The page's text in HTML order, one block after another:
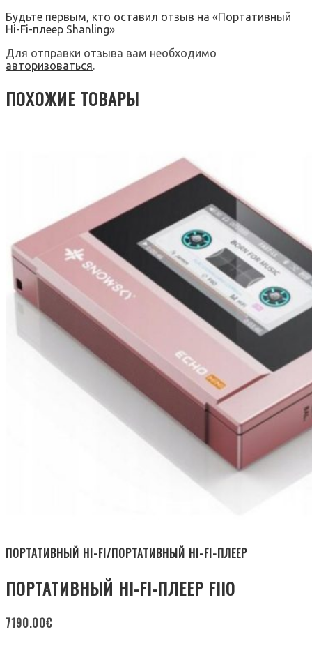
Будьте первым, кто оставил отзыв на «Портативный
Hi-Fi-плеер Shanling»
Для отправки отзыва вам необходимо
авторизоваться.
ПОХОЖИЕ ТОВАРЫ
ПОРТАТИВНЫЙ HI-FI/ПОРТАТИВНЫЙ HI-FI-ПЛЕЕР
ПОРТАТИВНЫЙ HI-FI-ПЛЕЕР FIIO
7190.00€